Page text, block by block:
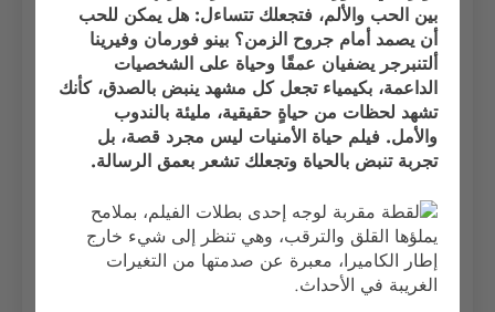
بين الحب والألم، فتجعلك تتساءل: هل يمكن للحب
أن يصمد أمام جروح الزمن؟ بينو فورمان وفيرينا
ألتنبرجر يضفيان عمقًا وحياة على الشخصيات
الداعمة، بكيمياء تجعل كل مشهد ينبض بالصدق، كأنك
تشهد لحظات من حياةٍ حقيقية، مليئة بالندوب
والأمل. فيلم حياة الأمنيات ليس مجرد قصة، بل
تجربة تنبض بالحياة وتجعلك تشعر بعمق الرسالة.